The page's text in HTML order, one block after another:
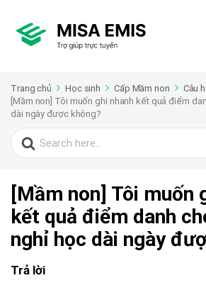
Trang chủ Học sinh Cấp Mầm non
Câu
[Mầm non] Tôi muốn ghi nhanh kết quả điểm
dài ngày được không?
Search
for:
[Mầm non] Tôi muốn
kết quả điểm danh
nghỉ học dài ngày
Trả lời